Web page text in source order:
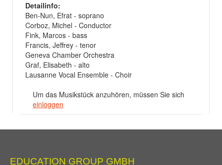
Detailinfo:
Ben-Nun, Efrat - soprano
Corboz, Michel - Conductor
Fink, Marcos - bass
Francis, Jeffrey - tenor
Geneva Chamber Orchestra
Graf, Elisabeth - alto
Lausanne Vocal Ensemble - Choir
Um das Musikstück anzuhören, müssen Sie sich
einloggen
EDUCATION GROUP GMBH